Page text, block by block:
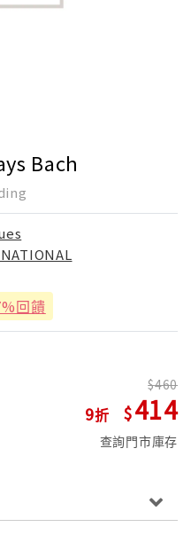
Bach
回饋
9
460
414
查詢門市庫存